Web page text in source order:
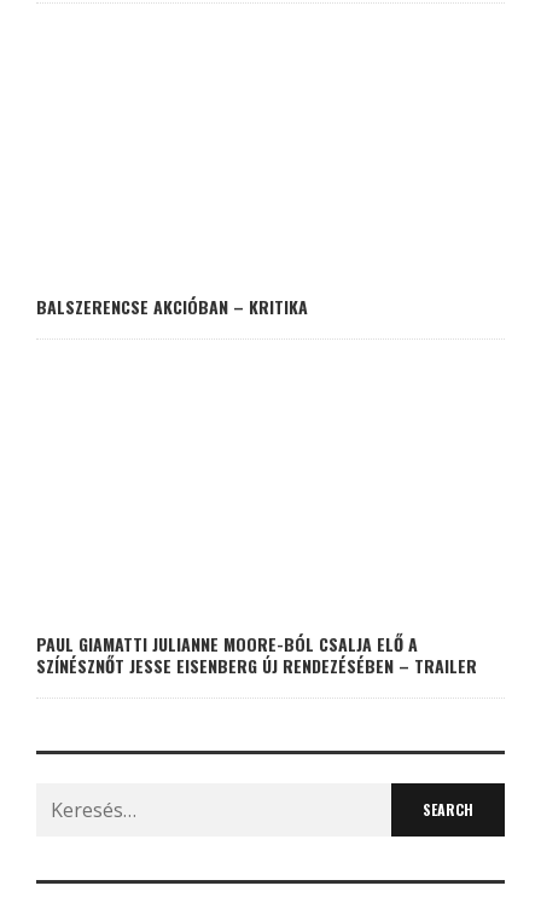
BALSZERENCSE AKCIÓBAN – KRITIKA
PAUL GIAMATTI JULIANNE MOORE-BÓL CSALJA ELŐ A
SZÍNÉSZNŐT JESSE EISENBERG ÚJ RENDEZÉSÉBEN – TRAILER
Search
for: